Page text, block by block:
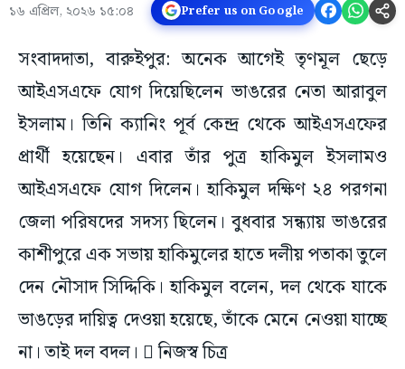
১৬ এপ্রিল, ২০২৬ ১৫:০৪ Prefer us on Google
সংবাদদাতা, বারুইপুর: অনেক আগেই তৃণমূল ছেড়ে
আইএসএফে যোগ দিয়েছিলেন ভাঙরের নেতা আরাবুল
ইসলাম। তিনি ক্যানিং পূর্ব কেন্দ্র থেকে আইএসএফের
প্রার্থী হয়েছেন। এবার তাঁর পুত্র হাকিমুল ইসলামও
আইএসএফে যোগ দিলেন। হাকিমুল দক্ষিণ ২৪ পরগনা
জেলা পরিষদের সদস্য ছিলেন। বুধবার সন্ধ্যায় ভাঙরের
কাশীপুরে এক সভায় হাকিমুলের হাতে দলীয় পতাকা তুলে
দেন নৌসাদ সিদ্দিকি। হাকিমুল বলেন, দল থেকে যাকে
ভাঙড়ের দায়িত্ব দেওয়া হয়েছে, তাঁকে মেনে নেওয়া যাচ্ছে
না। তাই দল বদল।  নিজস্ব চিত্র